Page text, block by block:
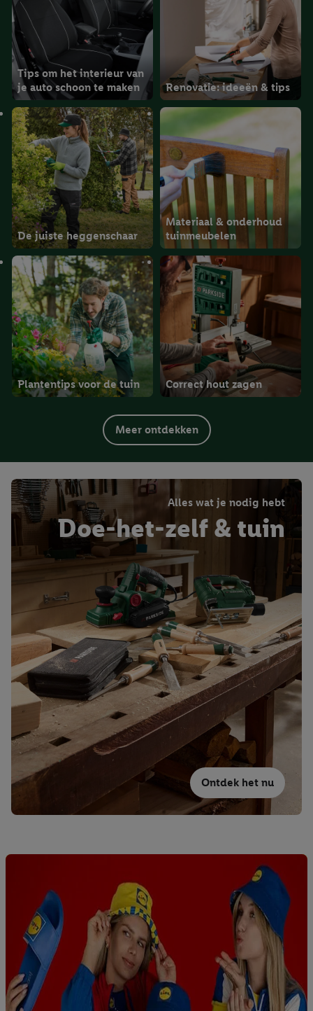
Tips om het interieur van
je auto schoon te maken
Renovatie: ideeën & tips
De juiste heggenschaar
Materiaal & onderhoud
tuinmeubelen
Plantentips voor de tuin Correct hout zagen
Meer ontdekken
Alles wat je nodig hebt
Doe-het-zelf & tuin
Ontdek het nu